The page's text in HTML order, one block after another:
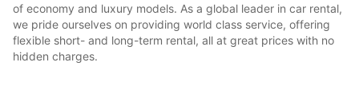
of economy and luxury models. As a global leader in car rental,
we pride ourselves on providing world class service, offering
flexible short- and long-term rental, all at great prices with no
hidden charges.